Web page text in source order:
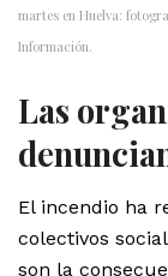
martes en Huelva:
Información.
Las
El incendio ha
colectivos
son la